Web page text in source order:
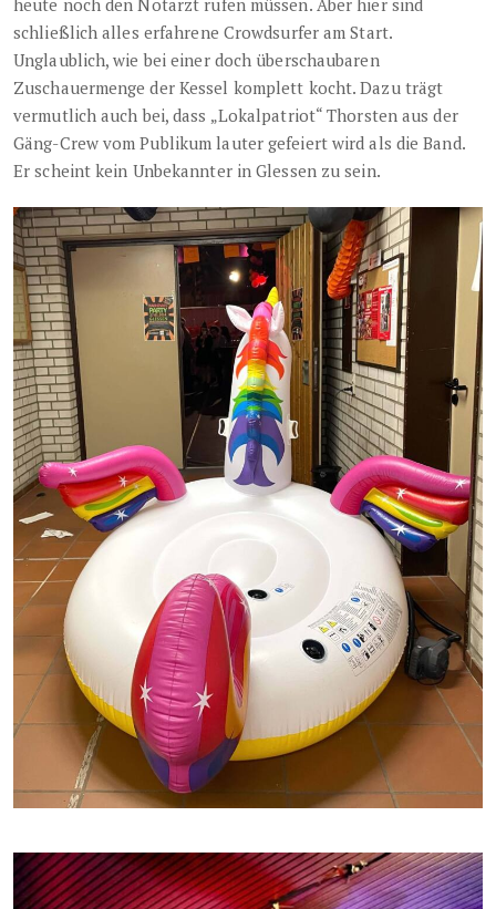
heute noch den Notarzt rufen müssen. Aber hier sind
schließlich alles erfahrene Crowdsurfer am Start.
Unglaublich, wie bei einer doch überschaubaren
Zuschauermenge der Kessel komplett kocht. Dazu trägt
vermutlich auch bei, dass „Lokalpatriot“ Thorsten aus der
Gäng-Crew vom Publikum lauter gefeiert wird als die Band.
Er scheint kein Unbekannter in Glessen zu sein.